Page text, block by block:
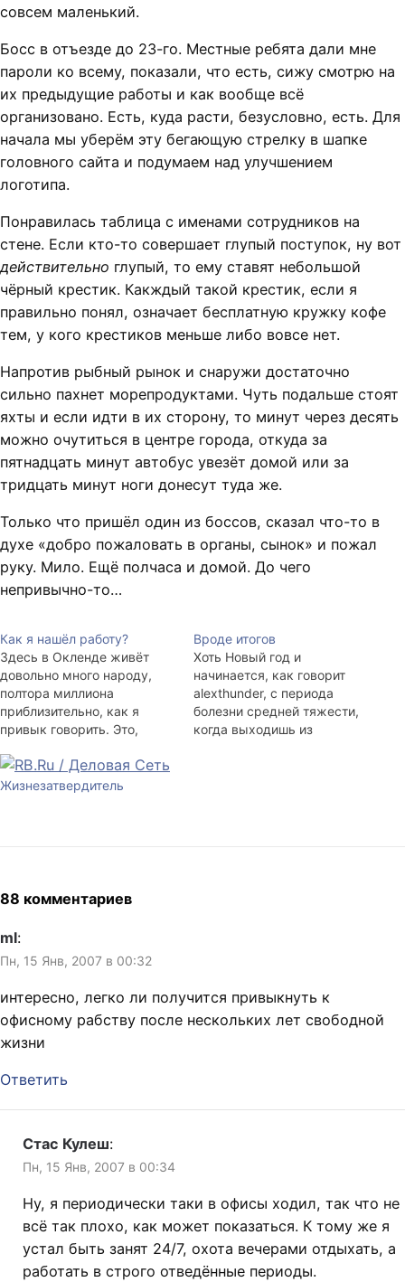
совсем маленький.
Босс в отъезде до 23-го. Местные ребята дали мне
пароли ко всему, показали, что есть, сижу смотрю на
их предыдущие работы и как вообще всё
организовано. Есть, куда расти, безусловно, есть. Для
начала мы уберём эту бегающую стрелку в шапке
головного сайта и подумаем над улучшением
логотипа.
Понравилась таблица с именами сотрудников на
стене. Если кто-то совершает глупый поступок, ну вот
действительно глупый, то ему ставят небольшой
чёрный крестик. Какждый такой крестик, если я
правильно понял, означает бесплатную кружку кофе
тем, у кого крестиков меньше либо вовсе нет.
Напротив рыбный рынок и снаружи достаточно
сильно пахнет морепродуктами. Чуть подальше стоят
яхты и если идти в их сторону, то минут через десять
можно очутиться в центре города, откуда за
пятнадцать минут автобус увезёт домой или за
тридцать минут ноги донесут туда же.
Только что пришёл один из боссов, сказал что-то в
духе «добро пожаловать в органы, сынок» и пожал
руку. Мило. Ещё полчаса и домой. До чего
непривычно-то…
Как я нашёл работу?
Здесь в Окленде живёт
довольно много народу,
полтора миллиона
приблизительно, как я
привык говорить. Это,
крупный город в Новой
Зеландии, потому как
когда люди говорят про
риск, я отношусь к этому
скептически…
Вроде итогов
Хоть Новый год и
начинается, как говорит
alexthunder, с периода
болезни средней тяжести,
когда выходишь из
Жизнезатвердитель
88 комментариев
ml:
Пн, 15 Янв, 2007 в 00:32
интересно, легко ли получится привыкнуть к
офисному рабству после нескольких лет свободной
жизни
Ответить
Стас Кулеш:
Пн, 15 Янв, 2007 в 00:34
Ну, я периодически таки в офисы ходил, так что не
всё так плохо, как может показаться. К тому же я
устал быть занят 24/7, охота вечерами отдыхать, а
работать в строго отведённые периоды.